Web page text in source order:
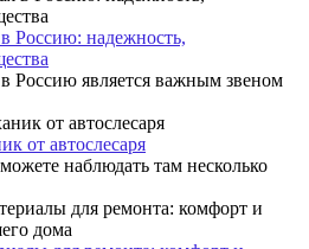
Россию: надежность,
Россию является важным звеном
от автослесаря
наблюдать там несколько